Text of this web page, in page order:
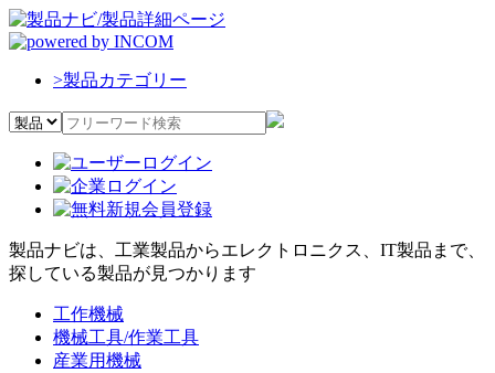
>製品カテゴリー
製品ナビは、工業製品からエレクトロニクス、IT製品まで、
探している製品が見つかります
工作機械
機械工具/作業工具
産業用機械